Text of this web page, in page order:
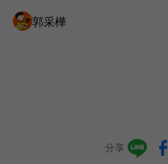
郭采樺
分享